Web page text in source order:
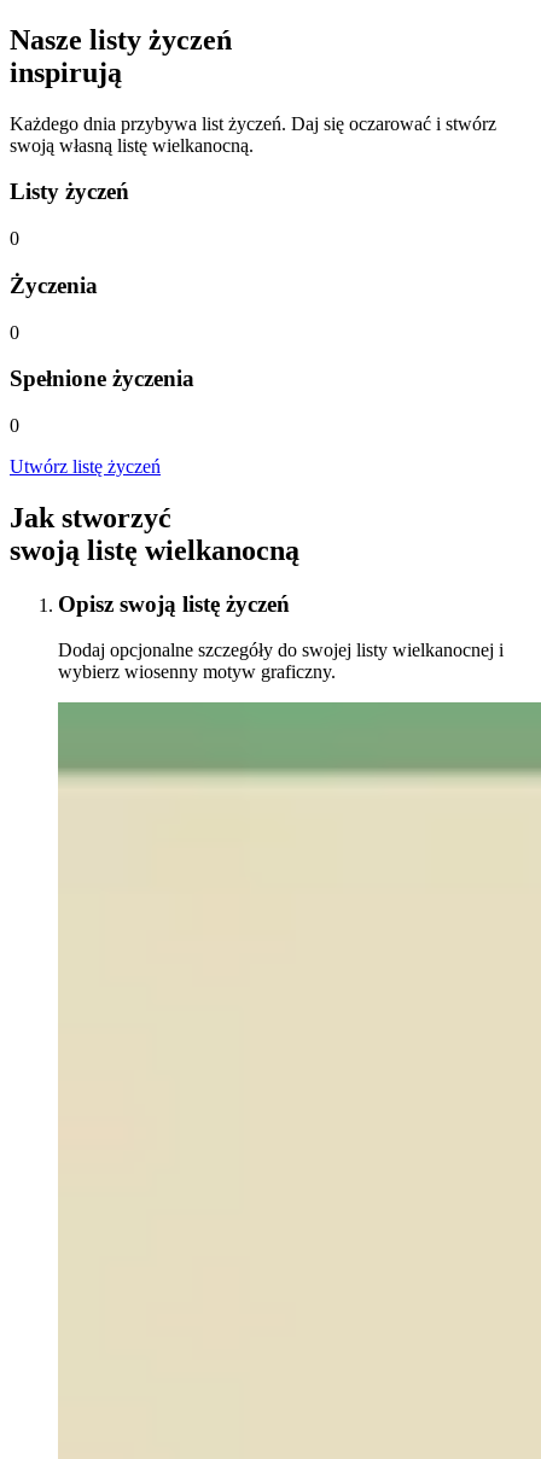
Nasze listy życzeń
inspirują
Każdego dnia przybywa list życzeń. Daj się oczarować i stwórz
swoją własną listę wielkanocną.
Listy życzeń
0
Życzenia
0
Spełnione życzenia
0
Utwórz listę życzeń
Jak stworzyć
swoją listę wielkanocną
Opisz swoją listę życzeń
Dodaj opcjonalne szczegóły do swojej listy wielkanocnej i
wybierz wiosenny motyw graficzny.